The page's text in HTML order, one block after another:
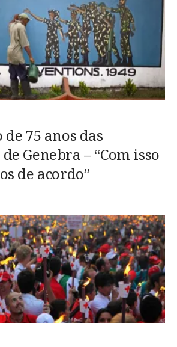
75 anos das
Genebra – “Com isso
de acordo”